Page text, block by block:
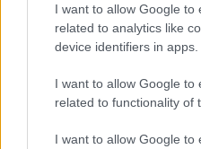
I want to allow Google to
related to analytics like
device identifiers in apps.
I want to allow Google to
related to functionality of
I want to allow Google to